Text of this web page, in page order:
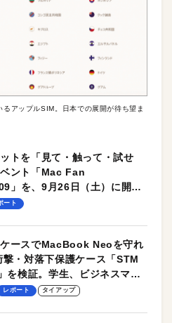
アップルSIM。日本での展開が待ち望ま
トを「見て・触って・試せ
ント「Mac Fan
」を、9月26日（土）に開催
ート
ースでMacBook Neoを守れ
撃・対落下保護ケース「STM
を検証。学生、ビジネスマン
ースに最適！
レポート タイアップ